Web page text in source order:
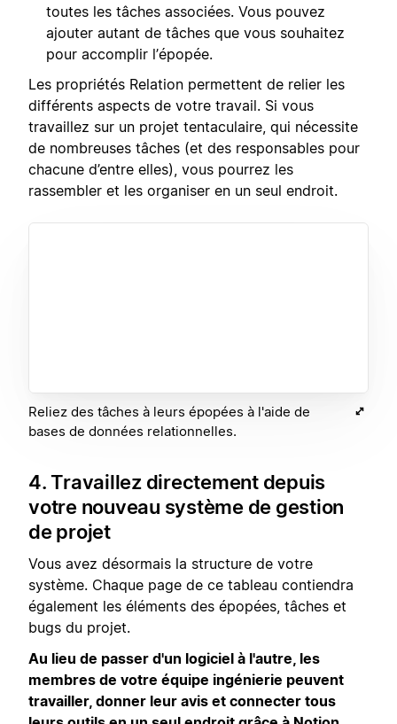
toutes les tâches associées. Vous pouvez
ajouter autant de tâches que vous souhaitez
pour accomplir l’épopée.
Les propriétés Relation permettent de relier les
différents aspects de votre travail. Si vous
travaillez sur un projet tentaculaire, qui nécessite
de nombreuses tâches (et des responsables pour
chacune d’entre elles), vous pourrez les
rassembler et les organiser en un seul endroit.
Reliez des tâches à leurs épopées à l'aide de
bases de données relationnelles.
4. Travaillez directement depuis
votre nouveau système de gestion
de projet
Vous avez désormais la structure de votre
système. Chaque page de ce tableau contiendra
également les éléments des épopées, tâches et
bugs du projet.
Au lieu de passer d'un logiciel à l'autre, les
membres de votre équipe ingénierie peuvent
travailler, donner leur avis et connecter tous